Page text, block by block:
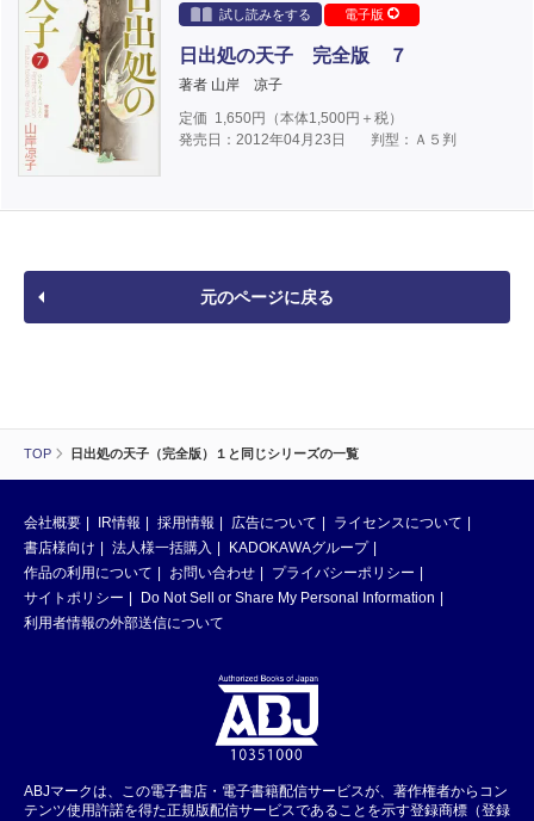
TOP 日出処の天子（完全版）１と同じシリーズの一覧
試し読みをする
電子版
日出処の天子 完全版 ７
著者 山岸 凉子
定価 1,650円（本体1,500円＋税）
発売日：2012年04月23日
判型：Ａ５判
元のページに戻る
会社概要 IR情報 採用情報 広告について
ライセンスについて
書店様向け
法人様一括購入
KADOKAWAグループ
作品の利用について
お問い合わせ
プライバシーポリシー
サイトポリシー
Do Not Sell or Share My Personal Information
利用者情報の外部送信について
ABJマークは、この電子書店・電子書籍配信サービスが、著作権者からコン
テンツ使用許諾を得た正規版配信サービスであることを示す登録商標（登録